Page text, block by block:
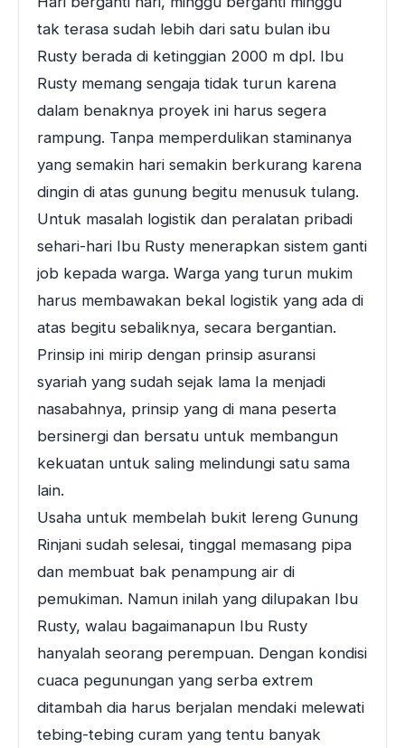
tak terasa sudah lebih dari satu bulan ibu
Rusty berada di ketinggian 2000 m dpl. Ibu
Rusty memang sengaja tidak turun karena
dalam benaknya proyek ini harus segera
rampung. Tanpa memperdulikan staminanya
yang semakin hari semakin berkurang karena
dingin di atas gunung begitu menusuk tulang.
Untuk masalah logistik dan peralatan pribadi
sehari-hari Ibu Rusty menerapkan sistem ganti
job kepada warga. Warga yang turun mukim
harus membawakan bekal logistik yang ada di
atas begitu sebaliknya, secara bergantian.
Prinsip ini mirip dengan prinsip asuransi
syariah yang sudah sejak lama Ia menjadi
nasabahnya, prinsip yang di mana peserta
bersinergi dan bersatu untuk membangun
kekuatan untuk saling melindungi satu sama
lain.
Usaha untuk membelah bukit lereng Gunung
Rinjani sudah selesai, tinggal memasang pipa
dan membuat bak penampung air di
pemukiman. Namun inilah yang dilupakan Ibu
Rusty, walau bagaimanapun Ibu Rusty
hanyalah seorang perempuan. Dengan kondisi
cuaca pegunungan yang serba extrem
ditambah dia harus berjalan mendaki melewati
tebing-tebing curam yang tentu banyak